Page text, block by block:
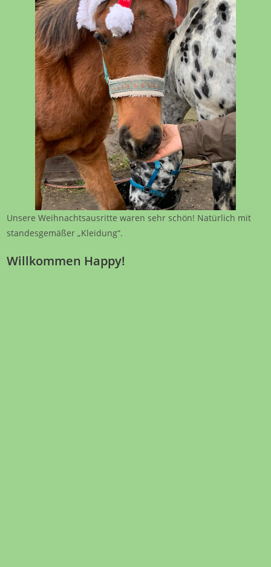
Unsere Weihnachtsausritte waren sehr schön! Natürlich mit
standesgemäßer „Kleidung“.
Willkommen Happy!